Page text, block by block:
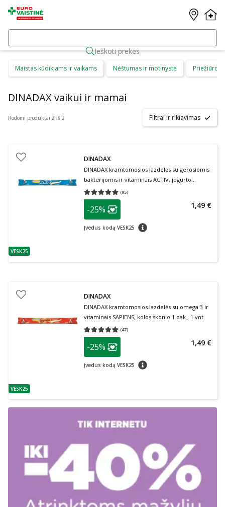
Ieškoti prekės
Maistas kūdikiams ir vaikams Nėštumas ir motinystė Priežiūros
DINADAX vaikui ir mamai
Rodomi produktai 2 iš 2 Filtrai ir rikiavimas
patarimas
VESK25
DINADAX
DINADAX kramtomosios lazdelės su gerosiomis
bakterijomis ir vitaminais ACTIV, jogurto
skonio, 1 pak., 1 vnt.
(95)
Vidutinis įvertinimas 5.00
patarimas
Lojalumo klubo narių nuolaida
-25%
Įvedus kodą VESK25 patarimas
1,49 €
patarimas
VESK25
DINADAX
DINADAX kramtomosios lazdelės su omega 3 ir
vitaminais SAPIENS, kolos skonio 1 pak., 1 vnt.
(47)
Vidutinis įvertinimas 4.91
patarimas
Lojalumo klubo narių nuolaida
-25%
Įvedus kodą VESK25 patarimas
1,49 €